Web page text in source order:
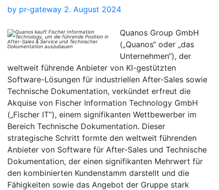
by pr-gateway 2. August 2024
Quanos Group GmbH
(„Quanos“ oder „das
Unternehmen“), der
weltweit führende Anbieter von KI-gestützten
Software-Lösungen für industriellen After-Sales sowie
Technische Dokumentation, verkündet erfreut die
Akquise von Fischer Information Technology GmbH
(„Fischer IT“), einem signifikanten Wettbewerber im
Bereich Technische Dokumentation. Dieser
strategische Schritt formte den weltweit führenden
Anbieter von Software für After-Sales und Technische
Dokumentation, der einen signifikanten Mehrwert für
den kombinierten Kundenstamm darstellt und die
Fähigkeiten sowie das Angebot der Gruppe stark